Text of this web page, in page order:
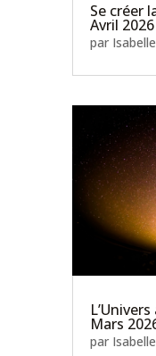
Se créer
Avril 2026
par Isabelle
Mars
par Isabelle